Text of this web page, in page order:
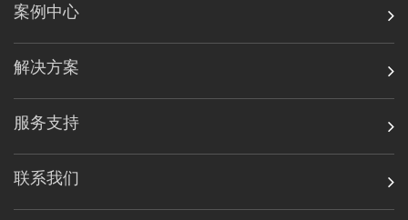
案例中心
解决方案
服务支持
联系我们